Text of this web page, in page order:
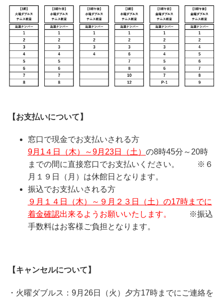
【お支払いについて】
窓口で現金でお支払いされる方
9月1４日（木）～9月23日（土） の8時45分～20時
までの間に直接窓口でお支払いください。 ※６
月１９日（月）は休館日となります。
振込でお支払いされる方
９月１４日（木）～９月２３日（土）の17時までに
着金確認出来るようお願いいたします。
※振込
手数料はお客様ご負担となります。
【キャンセルについて】
・火曜ダブルス：9月26日（火）夕方17時までにご連絡を